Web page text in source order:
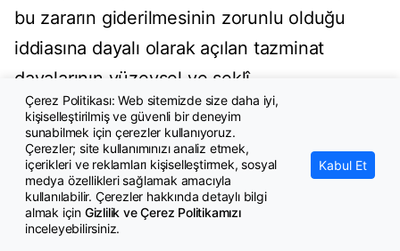
bu zararın giderilmesinin zorunlu olduğu
iddiasına dayalı olarak açılan tazminat
davalarının yüzeysel ve şeklî
değerlendirmelerle sınırlı kalınmaksızın,
olayın tüm maddi ve hukuki boyutları dikkate
alınarak yeterli derinlik ve özen içinde
incelenmesi zorunludur. Özellikle dava
konusu olayın kendine özgü koşulları
Çerez Politikası: Web sitemizde size daha iyi,
kişiselleştirilmiş ve güvenli bir deneyim
sunabilmek için çerezler kullanıyoruz.
Çerezler; site kullanımınızı analiz etmek,
içerikleri ve reklamları kişiselleştirmek, sosyal
medya özellikleri sağlamak amacıyla
kullanılabilir. Çerezler hakkında detaylı bilgi
almak için Gizlilik ve Çerez Politikamızı
inceleyebilirsiniz.
Kabul Et